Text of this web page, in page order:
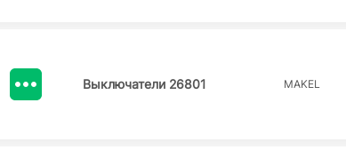
Выключатели 26801 MAKEL